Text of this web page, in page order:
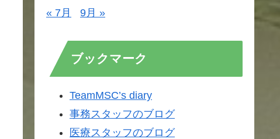
« 7月 9月 »
ブックマーク
TeamMSC’s diary
事務スタッフのブログ
医療スタッフのブログ